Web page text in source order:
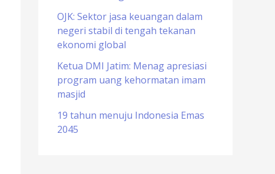
OJK: Sektor jasa keuangan dalam
negeri stabil di tengah tekanan
ekonomi global
Ketua DMI Jatim: Menag apresiasi
program uang kehormatan imam
masjid
19 tahun menuju Indonesia Emas
2045